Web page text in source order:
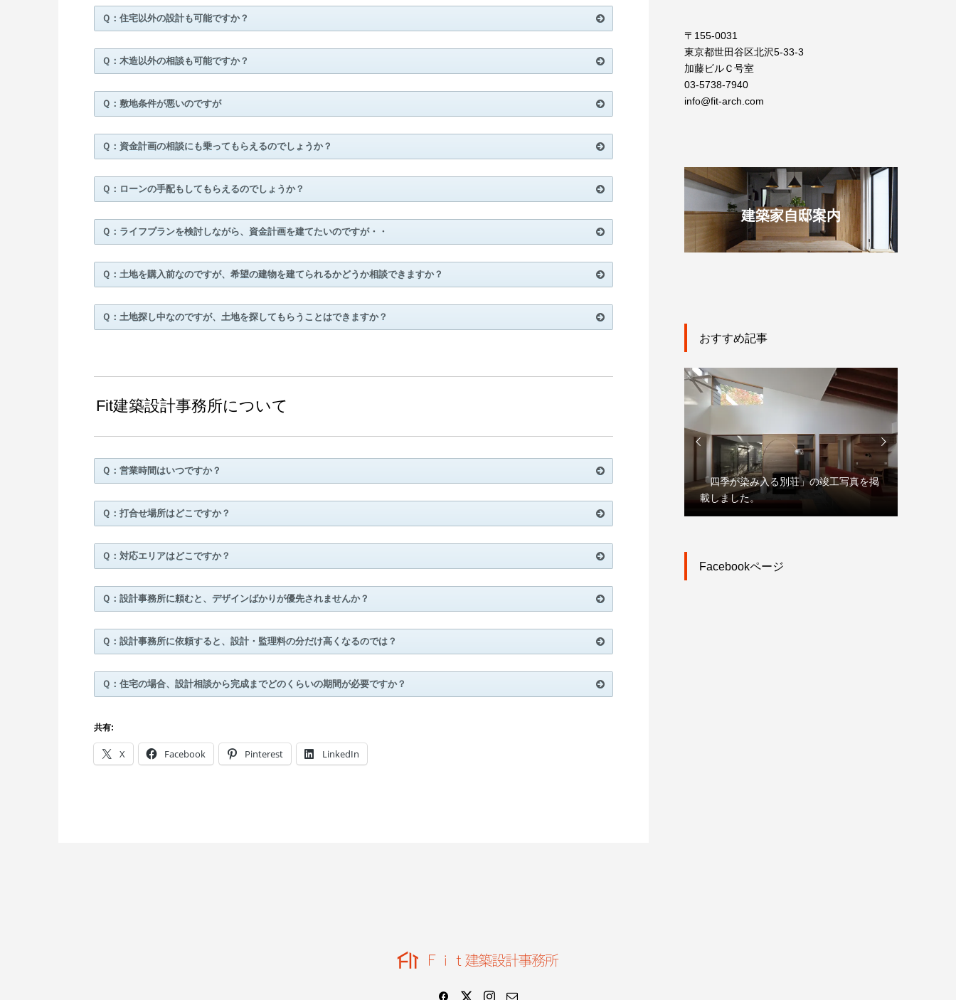
Ｑ：住宅以外の設計も可能ですか？
Ｑ：木造以外の相談も可能ですか？
Ｑ：敷地条件が悪いのですが
Ｑ：資金計画の相談にも乗ってもらえるのでしょうか？
Ｑ：ローンの手配もしてもらえるのでしょうか？
Ｑ：ライフプランを検討しながら、資金計画を建てたいのですが・・
Ｑ：土地を購入前なのですが、希望の建物を建てられるかどうか相談できますか？
Ｑ：土地探し中なのですが、土地を探してもらうことはできますか？
Fit建築設計事務所について
Ｑ：営業時間はいつですか？
Ｑ：打合せ場所はどこですか？
Ｑ：対応エリアはどこですか？
Ｑ：設計事務所に頼むと、デザインばかりが優先されませんか？
Ｑ：設計事務所に依頼すると、設計・監理料の分だけ高くなるのでは？
Ｑ：住宅の場合、設計相談から完成までどのくらいの期間が必要ですか？
共有:
X Facebook Pinterest LinkedIn
〒155-0031
東京都世田谷区北沢5-33-3
加藤ビルＣ号室
03-5738-7940
info@fit-arch.com
建築家自邸案内
おすすめ記事

竣工写真をアップしました。
「四季が染み入る別荘」の竣工写真を掲
載しました。

Facebookページ